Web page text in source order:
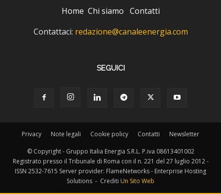
Home Chi siamo Contatti
Contattaci: redazione@canaleenergia.com
SEGUICI
Privacy Note legali Cookie policy Contatti Newsletter
© Copyright - Gruppo Italia Energia S.R.L. P.iva 08613401002
Registrato presso il Tribunale di Roma con il n. 221 del 27 luglio 2012 -
ISSN 2532-7615 Server provider: FlameNetworks - Enterprise Hosting
Solutions - Crediti Un Sito Web